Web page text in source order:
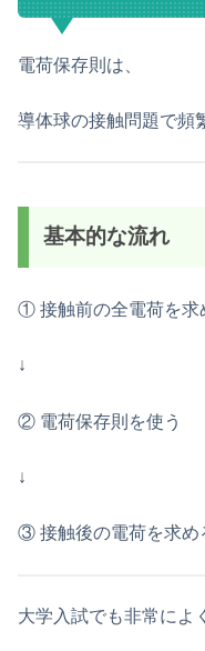
電荷保存則は、
導体球の接触問題で頻
基本的な流れ
① 接触前の全電荷を求
↓
② 電荷保存則を使う
↓
③ 接触後の電荷を求め
大学入試でも非常によ